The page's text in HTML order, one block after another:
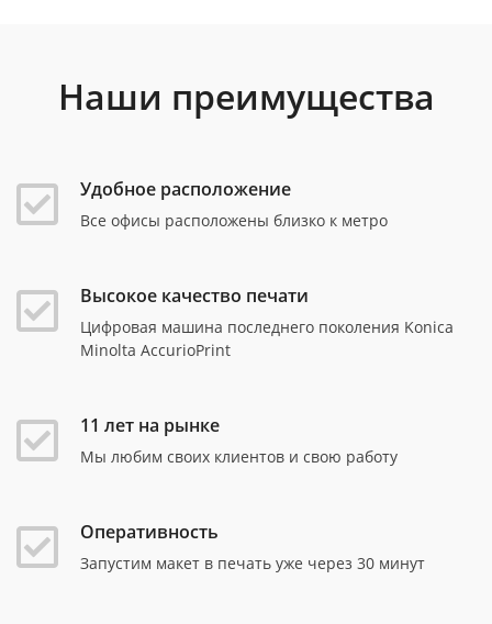
Наши преимущества
Удобное расположение
Все офисы расположены близко к метро
Высокое качество печати
Цифровая машина последнего поколения Konica
Minolta AccurioPrint
11 лет на рынке
Мы любим своих клиентов и свою работу
Оперативность
Запустим макет в печать уже через 30 минут